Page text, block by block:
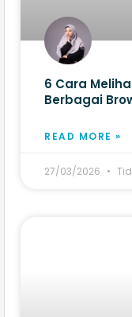
6 Cara
Berbagai
READ MORE »
27/03/2026